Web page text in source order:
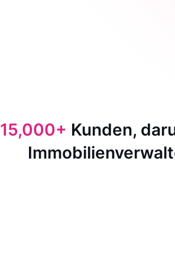
15,000+ Kunden,